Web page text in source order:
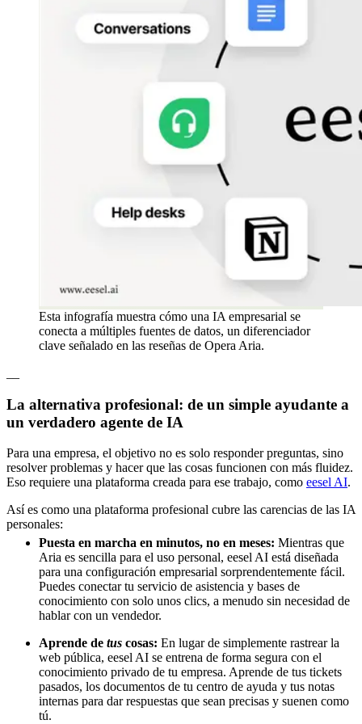
Esta infografía muestra cómo una IA empresarial se
conecta a múltiples fuentes de datos, un diferenciador
clave señalado en las reseñas de Opera Aria.
La alternativa profesional: de un simple ayudante a
un verdadero agente de IA
Para una empresa, el objetivo no es solo responder preguntas, sino
resolver problemas y hacer que las cosas funcionen con más fluidez.
Eso requiere una plataforma creada para ese trabajo, como eesel AI.
Así es como una plataforma profesional cubre las carencias de las IA
personales:
Puesta en marcha en minutos, no en meses: Mientras que
Aria es sencilla para el uso personal, eesel AI está diseñada
para una configuración empresarial sorprendentemente fácil.
Puedes conectar tu servicio de asistencia y bases de
conocimiento con solo unos clics, a menudo sin necesidad de
hablar con un vendedor.
Aprende de tus cosas: En lugar de simplemente rastrear la
web pública, eesel AI se entrena de forma segura con el
conocimiento privado de tu empresa. Aprende de tus tickets
pasados, los documentos de tu centro de ayuda y tus notas
internas para dar respuestas que sean precisas y suenen como
tú.